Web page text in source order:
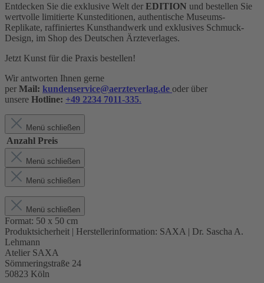
Entdecken Sie die exklusive Welt der EDITION und bestellen Sie
wertvolle limitierte Kunsteditionen, authentische Museums-
Replikate, raffiniertes Kunsthandwerk und exklusives Schmuck-
Design, im Shop des Deutschen Ärzteverlages.
Jetzt Kunst für die Praxis bestellen!
Wir antworten Ihnen gerne
per Mail: kundenservice@aerzteverlag.de oder über
unsere Hotline: +49 2234 7011-335.
Menü schließen
Anzahl Preis
Menü schließen
Menü schließen
Menü schließen
Format: 50 x 50 cm
Produktsicherheit | Herstellerinformation: SAXA | Dr. Sascha A.
Lehmann
Atelier SAXA
Sömmeringstraße 24
50823 Köln